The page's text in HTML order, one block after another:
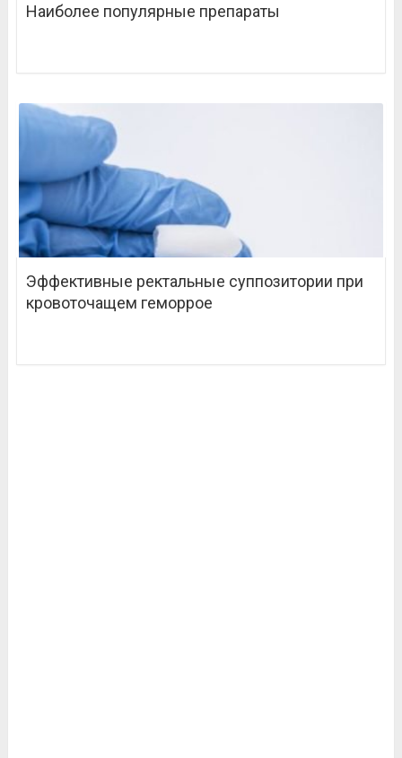
Наиболее популярные препараты
Эффективные ректальные суппозитории при
кровоточащем геморрое